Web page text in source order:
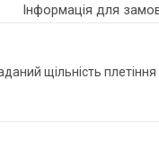
Інформація для
щільність плетіння